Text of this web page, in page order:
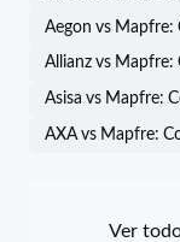
Aegon vs Mapfre:
Allianz vs Mapfre:
Asisa vs Mapfre:
AXA vs Mapfre:
Ver